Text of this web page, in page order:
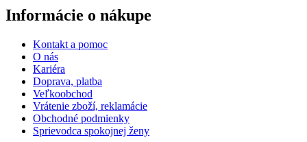
Informácie o nákupe
Kontakt a pomoc
O nás
Kariéra
Doprava, platba
Veľkoobchod
Vrátenie zboží, reklamácie
Obchodné podmienky
Sprievodca spokojnej ženy